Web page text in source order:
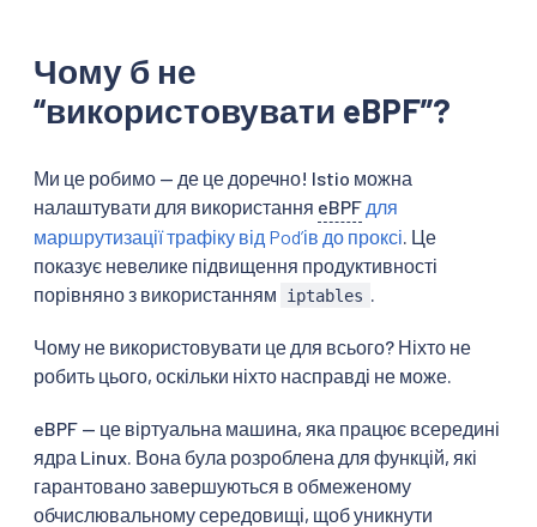
Чому б не
“використовувати eBPF”?
Ми це робимо — де це доречно! Istio можна
налаштувати для використання eBPF для
маршрутизації трафіку від Podʼів до проксі . Це
показує невелике підвищення продуктивності
порівняно з використанням
iptables
Чому не використовувати це для всього? Ніхто не
робить цього, оскільки ніхто насправді не може.
eBPF — це віртуальна машина, яка працює всередині
ядра Linux. Вона була розроблена для функцій, які
гарантовано завершуються в обмеженому
обчислювальному середовищі, щоб уникнути